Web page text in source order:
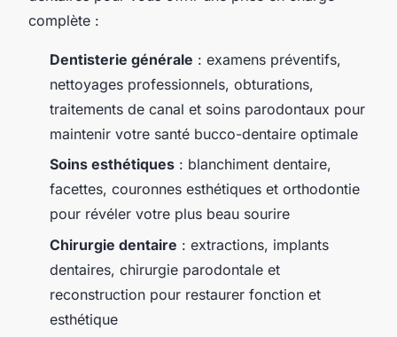
complète :
Dentisterie générale : examens préventifs,
nettoyages professionnels, obturations,
traitements de canal et soins parodontaux pour
maintenir votre santé bucco-dentaire optimale
Soins esthétiques : blanchiment dentaire,
facettes, couronnes esthétiques et orthodontie
pour révéler votre plus beau sourire
Chirurgie dentaire : extractions, implants
dentaires, chirurgie parodontale et
reconstruction pour restaurer fonction et
esthétique